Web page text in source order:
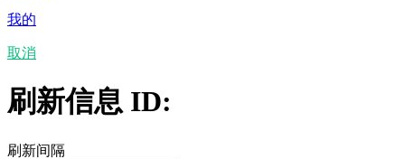
我的
取消
刷新信息 ID:
刷新间隔